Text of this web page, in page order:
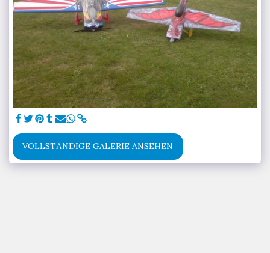
VOLLSTÄNDIGE GALERIE ANSEHEN